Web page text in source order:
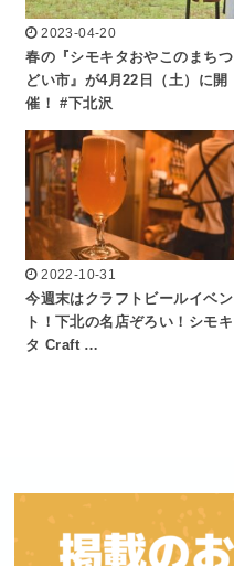
2023-04-20
春の『シモキタおやこのまちつ
どい市』が4月22日（土）に開
催！ #下北沢
2022-10-31
今週末はクラフトビールイベン
ト！下北の名店ぞろい！シモキ
タ Craft …